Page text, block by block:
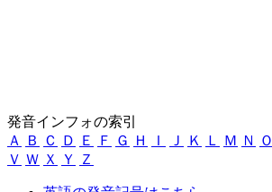
発音インフォの索引
Ａ
Ｂ Ｃ Ｄ Ｅ Ｆ Ｇ Ｈ Ｉ Ｊ Ｋ Ｌ Ｍ Ｎ Ｏ
Ｖ Ｗ Ｘ Ｙ Ｚ